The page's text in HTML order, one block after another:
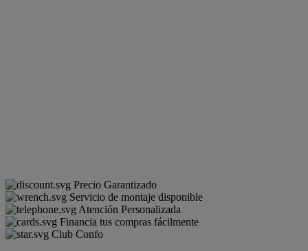
Precio Garantizado
Servicio de montaje disponible
Atención Personalizada
Financia tus compras fácilmente
Club Confo